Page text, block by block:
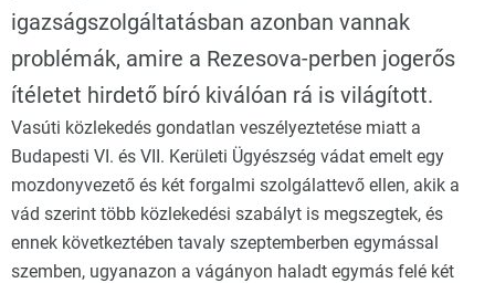
igazságszolgáltatásban azonban vannak
problémák, amire a Rezesova-perben jogerős
ítéletet hirdető bíró kiválóan rá is világított.
Vasúti közlekedés gondatlan veszélyeztetése miatt a
Budapesti VI. és VII. Kerületi Ügyészség vádat emelt egy
mozdonyvezető és két forgalmi szolgálattevő ellen, akik a
vád szerint több közlekedési szabályt is megszegtek, és
ennek következtében tavaly szeptemberben egymással
szemben, ugyanazon a vágányon haladt egymás felé két